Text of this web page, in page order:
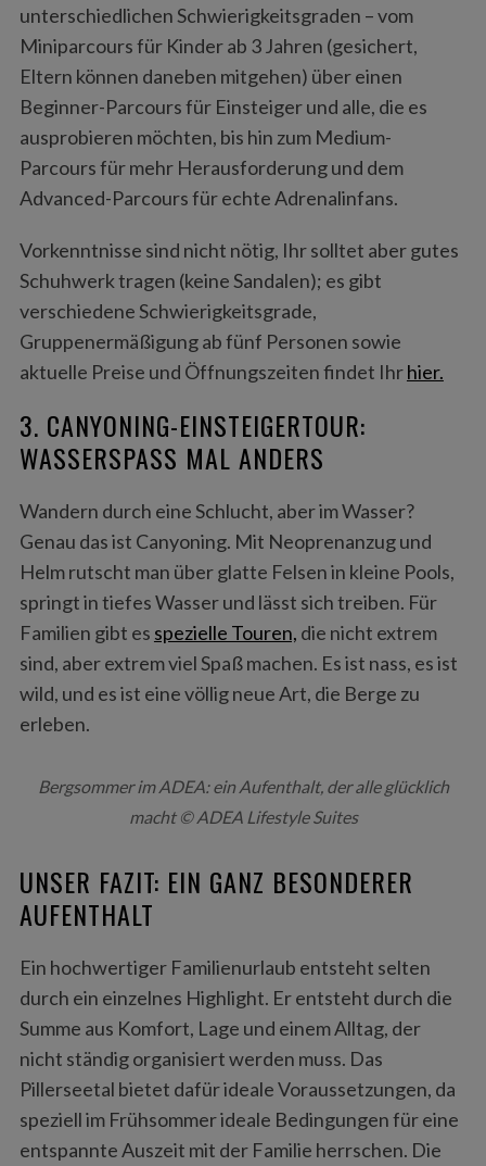
unterschiedlichen Schwierigkeitsgraden – vom
Miniparcours für Kinder ab 3 Jahren (gesichert,
Eltern können daneben mitgehen) über einen
Beginner-Parcours für Einsteiger und alle, die es
ausprobieren möchten, bis hin zum Medium-
Parcours für mehr Herausforderung und dem
Advanced-Parcours für echte Adrenalinfans.
Vorkenntnisse sind nicht nötig, Ihr solltet aber gutes
Schuhwerk tragen (keine Sandalen); es gibt
verschiedene Schwierigkeitsgrade,
Gruppenermäßigung ab fünf Personen sowie
aktuelle Preise und Öffnungszeiten findet Ihrhier.
3. CANYONING-EINSTEIGERTOUR:
WASSERSPASS MAL ANDERS
Wandern durch eine Schlucht, aber im Wasser?
Genau das ist Canyoning. Mit Neoprenanzug und
Helm rutscht man über glatte Felsen in kleine Pools,
springt in tiefes Wasser und lässt sich treiben. Für
Familien gibt es spezielle Touren, die nicht extrem
sind, aber extrem viel Spaß machen. Es ist nass, es ist
wild, und es ist eine völlig neue Art, die Berge zu
erleben.
Bergsommer im ADEA: ein Aufenthalt, der alle glücklich
macht © ADEA Lifestyle Suites
UNSER FAZIT: EIN GANZ BESONDERER
AUFENTHALT
Ein hochwertiger Familienurlaub entsteht selten
durch ein einzelnes Highlight. Er entsteht durch die
Summe aus Komfort, Lage und einem Alltag, der
nicht ständig organisiert werden muss. Das
Pillerseetal bietet dafür ideale Voraussetzungen, da
speziell im Frühsommer ideale Bedingungen für eine
entspannte Auszeit mit der Familie herrschen. Die